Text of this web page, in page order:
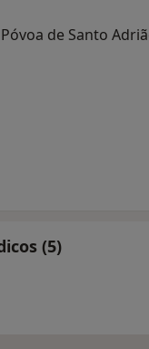
de Santo
(5)